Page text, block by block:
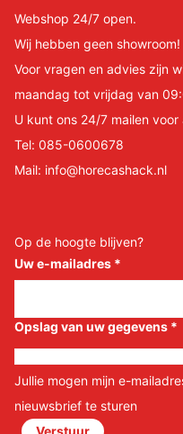
Webshop 24/7 open.
Wij hebben geen showroom!
Voor vragen en advies zijn
maandag tot vrijdag van
U kunt ons 24/7 mailen voor
Tel: 085-0600678
Mail: info@horecashack.nl
Op de hoogte blijven?
Uw e-mailadres *
Opslag van uw gegevens *
Jullie mogen mijn e-
nieuwsbrief te sturen
Verstuur